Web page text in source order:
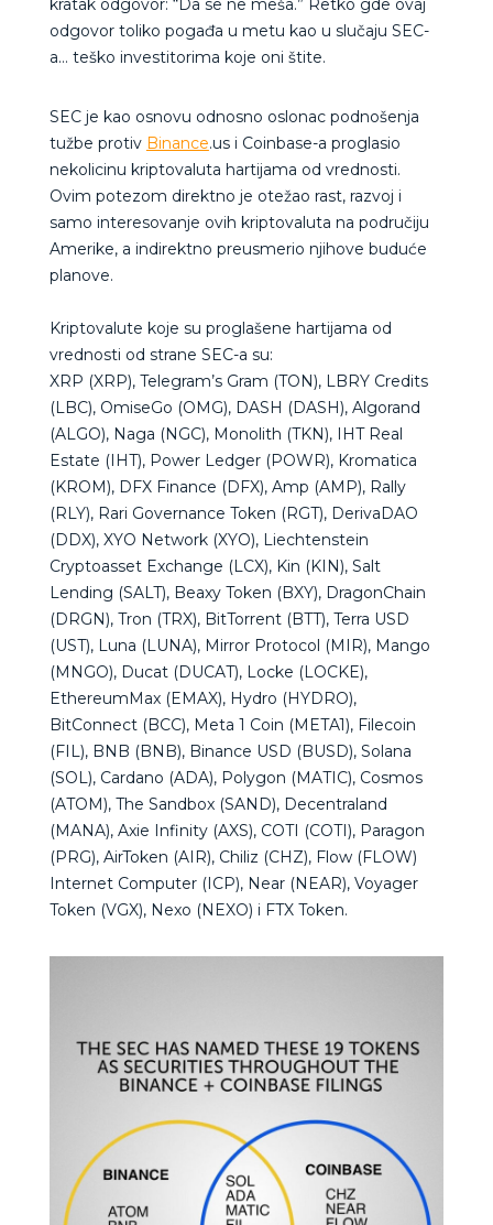
kratak odgovor: “Da se ne meša.” Retko gde ovaj
odgovor toliko pogađa u metu kao u slučaju SEC-
a… teško investitorima koje oni štite.
SEC je kao osnovu odnosno oslonac podnošenja
tužbe protiv Binance.us i Coinbase-a proglasio
nekolicinu kriptovaluta hartijama od vrednosti.
Ovim potezom direktno je otežao rast, razvoj i
samo interesovanje ovih kriptovaluta na područiju
Amerike, a indirektno preusmerio njihove buduće
planove.
Kriptovalute koje su proglašene hartijama od
vrednosti od strane SEC-a su:
XRP (XRP), Telegram’s Gram (TON), LBRY Credits
(LBC), OmiseGo (OMG), DASH (DASH), Algorand
(ALGO), Naga (NGC), Monolith (TKN), IHT Real
Estate (IHT), Power Ledger (POWR), Kromatica
(KROM), DFX Finance (DFX), Amp (AMP), Rally
(RLY), Rari Governance Token (RGT), DerivaDAO
(DDX), XYO Network (XYO), Liechtenstein
Cryptoasset Exchange (LCX), Kin (KIN), Salt
Lending (SALT), Beaxy Token (BXY), DragonChain
(DRGN), Tron (TRX), BitTorrent (BTT), Terra USD
(UST), Luna (LUNA), Mirror Protocol (MIR), Mango
(MNGO), Ducat (DUCAT), Locke (LOCKE),
EthereumMax (EMAX), Hydro (HYDRO),
BitConnect (BCC), Meta 1 Coin (META1), Filecoin
(FIL), BNB (BNB), Binance USD (BUSD), Solana
(SOL), Cardano (ADA), Polygon (MATIC), Cosmos
(ATOM), The Sandbox (SAND), Decentraland
(MANA), Axie Infinity (AXS), COTI (COTI), Paragon
(PRG), AirToken (AIR), Chiliz (CHZ), Flow (FLOW)
Internet Computer (ICP), Near (NEAR), Voyager
Token (VGX), Nexo (NEXO) i FTX Token.